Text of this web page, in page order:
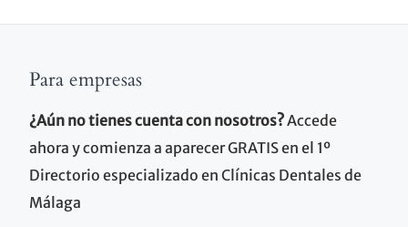
Para empresas
¿Aún no tienes cuenta con nosotros?Accede
ahora y comienza a aparecer GRATIS en el 1º
Directorio especializado en Clínicas Dentales de
Málaga